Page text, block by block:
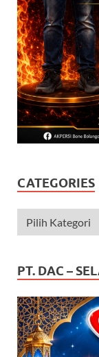
CATEGORIES
PT. DAC –